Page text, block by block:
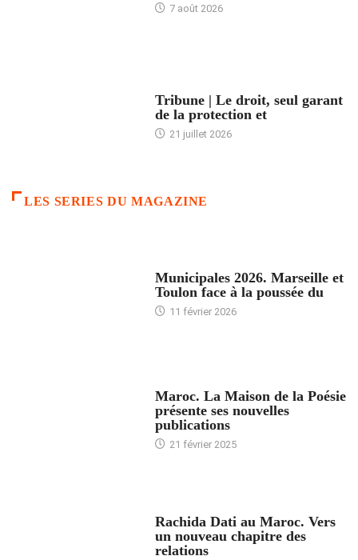
7 août 2026
Tribune | Le droit, seul garant
de la protection et
21 juillet 2026
LES SERIES DU MAGAZINE
Municipales 2026. Marseille et
Toulon face à la poussée du
11 février 2026
Maroc. La Maison de la Poésie
présente ses nouvelles
publications
21 février 2025
Rachida Dati au Maroc. Vers
un nouveau chapitre des
relations